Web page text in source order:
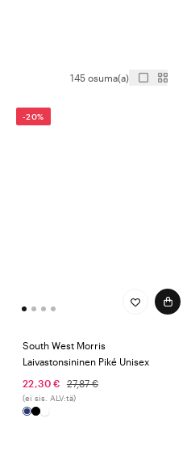
145 osuma(a)
-20%
South West Morris
Laivastonsininen Piké Unisex
22,30 €
27,87 €
(ei sis. ALV:tä)